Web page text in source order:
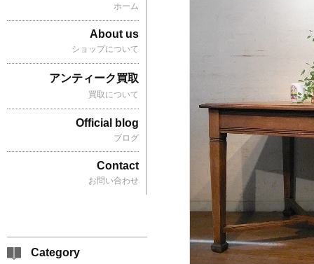
ホーム
About us
ショップについて
アンティーク買取
買取について
Official blog
ブログ
Contact
お問い合わせ
Category